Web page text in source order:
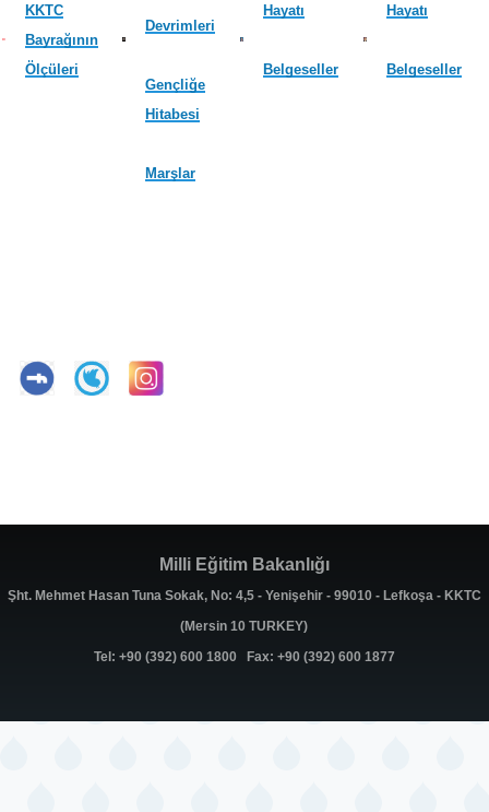
KKTC
Bayrağının
Ölçüleri
Devrimleri
Gençliğe
Hitabesi
Marşlar
Hayatı
Belgeseller
Hayatı
Belgeseller
Milli Eğitim Bakanlığı
Şht. Mehmet Hasan Tuna Sokak, No: 4,5 - Yenişehir - 99010 - Lefkoşa - KKTC
(Mersin 10 TURKEY)
Tel: +90 (392) 600 1800 Fax: +90 (392) 600 1877